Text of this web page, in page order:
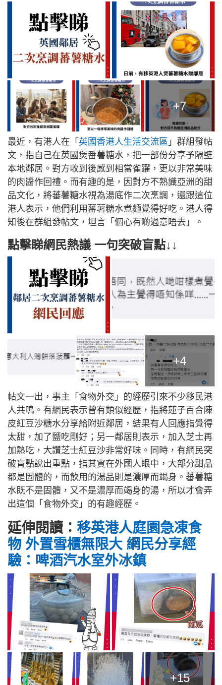
+7
最近，有港人在「 英國香港人生活交流區 」群組發帖
文，指自己在英國煲番薯糖水，把一部份分享予隔壁
本地鄰居。對方收到後感到相當雀躍，更以非常美味
的肉醬作回禮。而有趣的是，因對方不熟識亞洲的甜
品文化，將蕃薯糖水視為湯底作二次烹調，還跟這位
港人表示，他們利用蕃薯糖水煮麵覺得好吃。港人得
知後在群組發帖文，坦言「個心有啲過意唔去」。
點擊睇網民熱議 一句突破盲點↓↓
+4
帖文一出，事主「食物外交」的經歷引來不少移民港
人共鳴。有網民表示曾有類似經歷，指將蓮子百合陳
皮紅豆沙糖水分享給附近鄰居，結果有人回應指覺得
太甜，加了鹽吃剛好；另一鄰居則表示，加入芝士再
加熱吃，大讚芝士紅豆沙非常好味。同時，有網民突
破盲點說出重點，指其實在外國人眼中，大部分甜品
都是固體的，而飲用的湯品則是濃厚而竭身。蕃薯糖
水既不是固體，又不是濃厚而竭身的湯，所以才會弄
出這個「食物外交」的有趣經歷。
延伸閱讀： 移英港人庭園急凍食
物 外置雪櫃無限大 網民分享經
驗：啤酒汽水室外冰鎮
+15